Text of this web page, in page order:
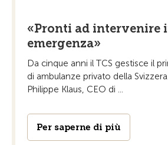
«Pronti ad intervenire
emergenza»
Da cinque anni il TCS gestisce il
di ambulanze privato della
Philippe Klaus, CEO di ...
Per saperne di più